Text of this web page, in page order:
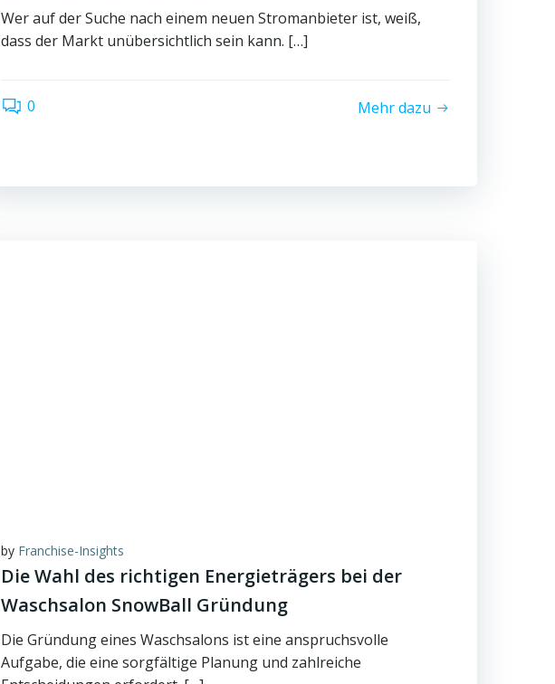
Wer auf der Suche nach einem neuen Stromanbieter ist, weiß,
dass der Markt unübersichtlich sein kann. […]
0 Mehr dazu
by Franchise-Insights
Die Wahl des richtigen Energieträgers bei der
Waschsalon SnowBall Gründung
Die Gründung eines Waschsalons ist eine anspruchsvolle
Aufgabe, die eine sorgfältige Planung und zahlreiche